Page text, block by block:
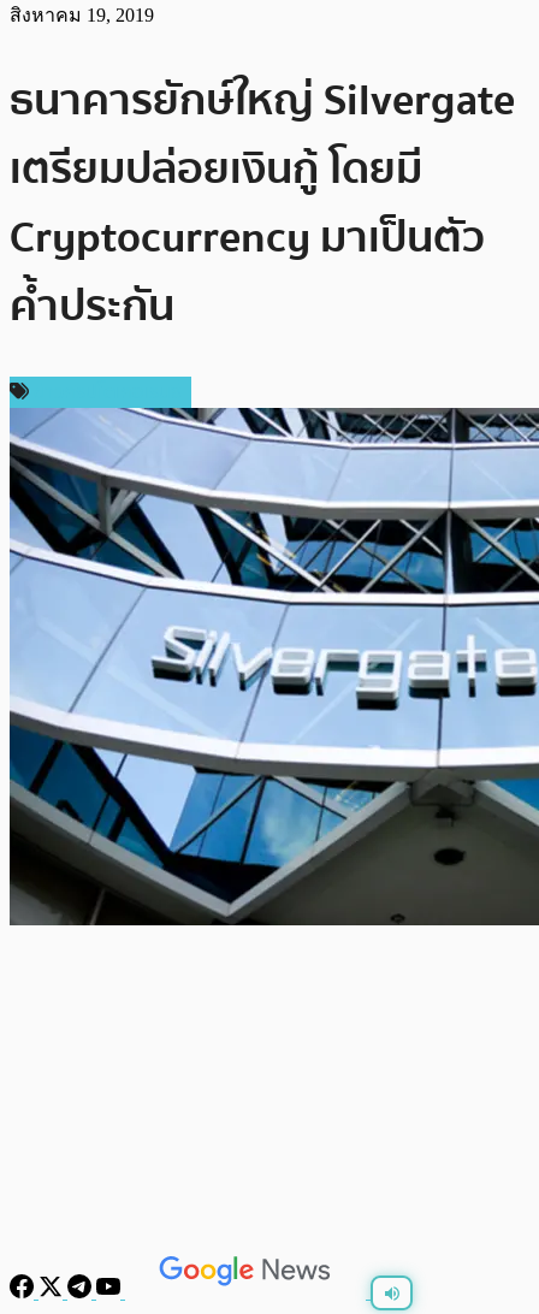
สิงหาคม 19, 2019
ธนาคารยักษ์ใหญ่ Silvergate
เตรียมปล่อยเงินกู้ โดยมี
Cryptocurrency มาเป็นตัว
ค้ำประกัน